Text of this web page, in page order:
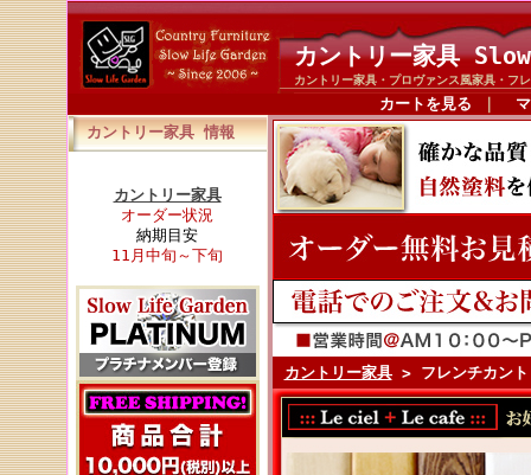
カントリー家具
カントリー家具・プロヴァンス風家具・フ
カートを見る
カントリー家具 情報
カントリー家具
オーダー状況
納期目安
11月中旬～下旬
カントリー家具> フレンチカン